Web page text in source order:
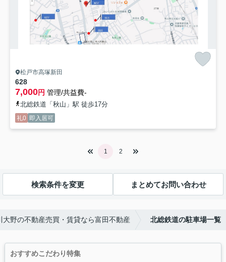
松戸市高塚新田
628
7,000円 管理/共益費-
北総鉄道「秋山」駅 徒歩17分
礼0 即入居可
1 2
検索条件を変更 まとめてお問い合わせ
大野の不動産売買・賃貸なら富田不動産 北総鉄道の駐車場一覧
おすすめこだわり特集